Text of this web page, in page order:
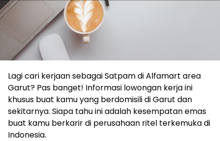
Lagi cari kerjaan sebagai Satpam di Alfamart area
Garut? Pas banget! Informasi lowongan kerja ini
khusus buat kamu yang berdomisili di Garut dan
sekitarnya. Siapa tahu ini adalah kesempatan emas
buat kamu berkarir di perusahaan ritel terkemuka di
Indonesia.